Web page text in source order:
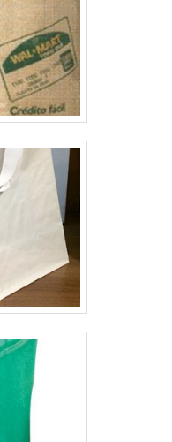
motivos
ter se
em
e
desses
de
com
atuação;
de alta
atividades;
EFICIÊNCIA
Brassac
encontrar o
de ráfia
itens
empresa
e uma